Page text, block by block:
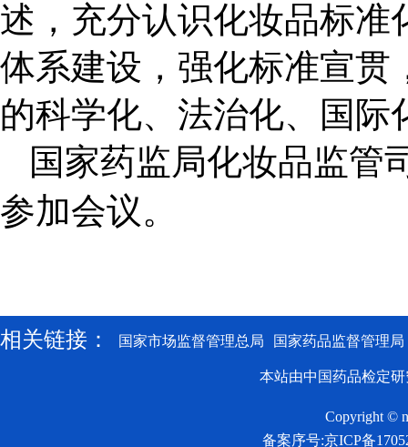
述，充分认识化妆品标准
体系建设，强化标准宣贯
的科学化、法治化、国际
国家药监局化妆品监管
参加会议。
相关链接： 国家市场监督管理总局 国家药品监督管理局
本站由中国药品检定
Copyright ©
备案序号:京ICP备